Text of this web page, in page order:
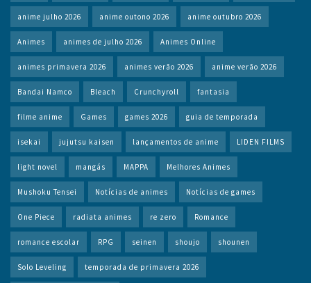
anime julho 2026 anime outono 2026 anime outubro 2026
Animes animes de julho 2026 Animes Online
animes primavera 2026 animes verão 2026 anime verão 2026
Bandai Namco Bleach Crunchyroll fantasia
filme anime Games games 2026 guia de temporada
isekai jujutsu kaisen lançamentos de anime LIDEN FILMS
light novel mangás MAPPA Melhores Animes
Mushoku Tensei Notícias de animes Notícias de games
One Piece radiata animes re zero Romance
romance escolar RPG seinen shoujo shounen
Solo Leveling temporada de primavera 2026